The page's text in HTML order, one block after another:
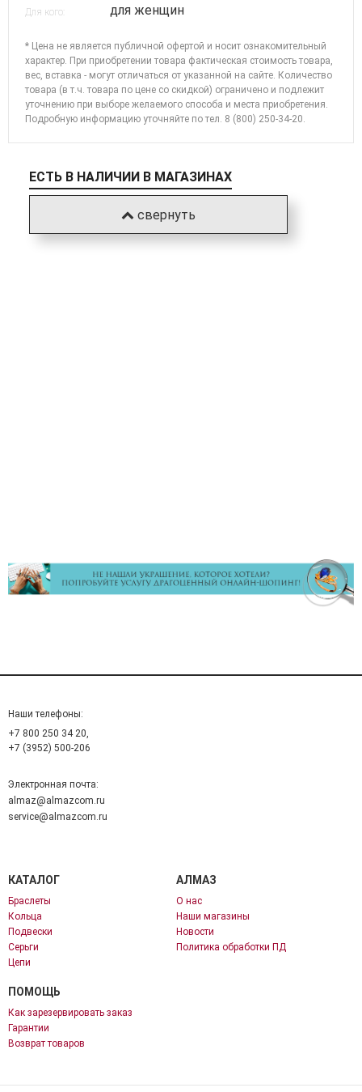
Для кого: для женщин
* Цена не является публичной офертой и носит ознакомительный
характер. При приобретении товара фактическая стоимость товара,
вес, вставка - могут отличаться от указанной на сайте. Количество
товара (в т.ч. товара по цене со скидкой) ограничено и подлежит
уточнению при выборе желаемого способа и места приобретения.
Подробную информацию уточняйте потел. 8 (800) 250-34-20
ЕСТЬ В НАЛИЧИИ В МАГАЗИНАХ
свернуть
Наши телефоны:
+7 800 250 34 20,
+7 (3952) 500-206
Электронная почта:
almaz@almazcom.ru
service@almazcom.ru
КАТАЛОГ
Браслеты
Кольца
Подвески
Серьги
Цепи
АЛМАЗ
О нас
Наши магазины
Новости
Политика обработки ПД
ПОМОЩЬ
Как зарезервировать заказ
Гарантии
Возврат товаров